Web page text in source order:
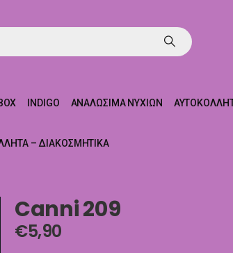
INDIGO ΑΝΑΛΏΣΙΜΑ ΝΥΧΙΏΝ
– ΔΙΑΚΟΣΜΗΤΙΚΆ
Canni 209
€5,90